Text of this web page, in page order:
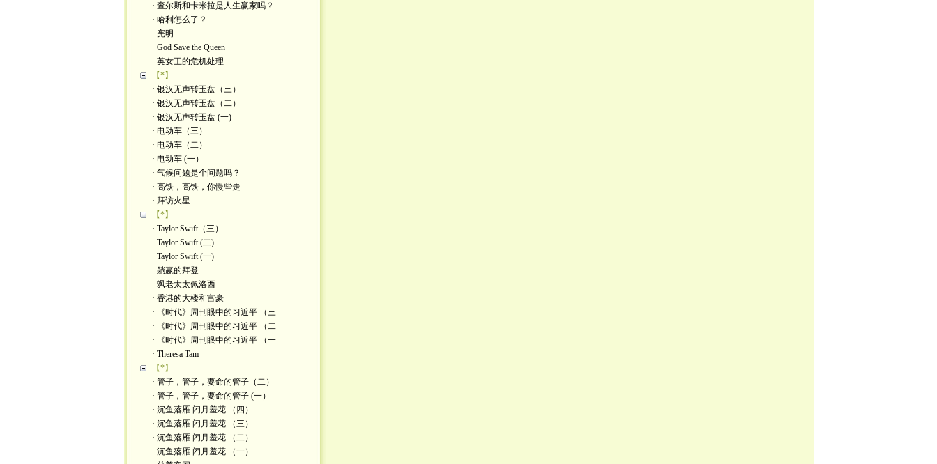
· 查尔斯和卡米拉是人生赢家吗？
· 哈利怎么了？
· 宪明
· God Save the Queen
· 英女王的危机处理
【*】
· 银汉无声转玉盘（三）
· 银汉无声转玉盘（二）
· 银汉无声转玉盘 (一)
· 电动车（三）
· 电动车（二）
· 电动车 (一）
· 气候问题是个问题吗？
· 高铁，高铁，你慢些走
· 拜访火星
【*】
· Taylor Swift（三）
· Taylor Swift (二)
· Taylor Swift (一)
· 躺赢的拜登
· 飒老太太佩洛西
· 香港的大楼和富豪
· 《时代》周刊眼中的习近平 （三
· 《时代》周刊眼中的习近平 （二
· 《时代》周刊眼中的习近平 （一
· Theresa Tam
【*】
· 管子，管子，要命的管子（二）
· 管子，管子，要命的管子 (一）
· 沉鱼落雁 闭月羞花 （四）
· 沉鱼落雁 闭月羞花 （三）
· 沉鱼落雁 闭月羞花 （二）
· 沉鱼落雁 闭月羞花 （一）